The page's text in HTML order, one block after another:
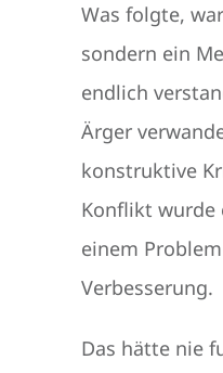
Was folgte,
sondern ein
endlich
Ärger
konstruktive
Konflikt wurde
einem
Verbesserung.
Das hätte nie